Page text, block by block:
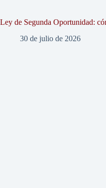
Ley de Segunda Oportunidad:
30 de julio de 2026